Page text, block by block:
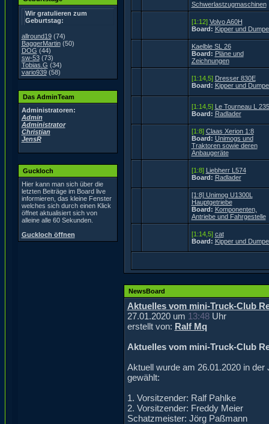
Wir gratulieren zum
Geburtstag:
allround19(74)
BaggerMartin(50)
DOG (44)
sw-53(73)
Tobias.G (34)
vario939(58)
Das AdminTeam
Administratoren:
Admin
Administrator
Christian
JensR
Guckloch
Hier kann man sich über die
letzten Beiträge im Board live
informieren, das kleine Fenster
welches sich durch einen Klick
öffnet aktualisiert sich von
alleine alle 60 Sekunden.
Guckloch öffnen
Schwerlastzugmaschinen
[1:12] Volvo A60H
Board: Kipper und
Kaelble SL 26
Board: Pläne und
Zeichnungen
[1:14,5] Dresser 830E
Board: Kipper und
[1:14,5] Le Tourneau L
Board: Radlader
[1:8] Claas Xerion 1:8
Board: Unimogs und
Traktoren sowie deren
Anbaugeräte
[1:8] Liebherr L574
Board: Radlader
[1:8] Unimog U1300L
Hauptgetriebe
Board: Komponenten,
Antriebe und Fahrgestelle
[1:14,5] cat
Board: Kipper und
NewsBoard
Aktuelles vom mini-Truck-Club
27.01.2020 um 13:48Uhr
erstellt von: Ralf Mq
Aktuelles vom mini-Truck-Club
Aktuell wurde am 26.01.2020 in
gewählt:
1. Vorsitzender: Ralf Pahlke
2. Vorsitzender: Freddy Meier
Schatzmeister: Jörg Paßmann